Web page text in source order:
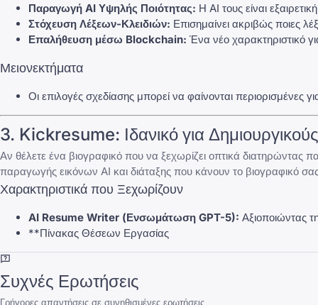
Παραγωγή AI Υψηλής Ποιότητας: Η AI τους είναι
Στόχευση Λέξεων-Κλειδιών: Επισημαίνει ακριβώς ποιες
Επαλήθευση μέσω Blockchain: Ένα νέο χαρακτηριστικό
Μειονεκτήματα
Οι επιλογές σχεδίασης μπορεί να φαίνονται περιορισμένες
3. Kickresume: Ιδανικό για
Αν θέλετε ένα βιογραφικό που να ξεχωρίζει οπτικά
παραγωγής εικόνων AI και διάταξης που κάνουν το βιογραφικό
Χαρακτηριστικά που Ξεχωρίζουν
AI Resume Writer (Ενσωμάτωση GPT-5): Αξιοποιώντας
**Πίνακας Θέσεων Εργασίας
Συχνές Ερωτήσεις
Γρήγορες απαντήσεις σε συνηθισμένες ερωτήσεις